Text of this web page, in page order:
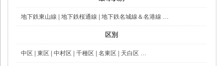
地下鉄東山線 |地下鉄桜通線 |地下鉄名城線＆名港線 …
区別
中区 |東区 |中村区 |千種区 |名東区 天白区 …